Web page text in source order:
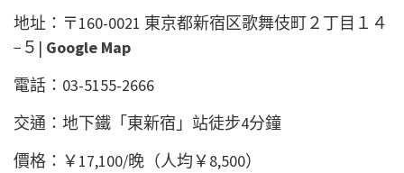
地址：〒160-0021 東京都新宿区歌舞伎町２丁目１４
−５| Google Map
電話：03-5155-2666
交通：地下鐵「東新宿」站徒步4分鐘
價格：￥17,100/晚（人均￥8,500）